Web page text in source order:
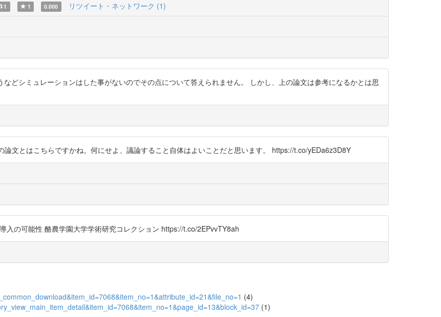
1 1 0.000 リツイート・ネットワーク (1)
どシミュレーションはした事がないのでその点について答えられません。 しかし、上の論文は参考になるかとは思
文とはこちらですかね。何にせよ、議論すること自体はよいことだと思います。 https://t.co/yEDa6z3D8Y
入の可能性 酪農学園大学学術研究コレクション https://t.co/2EPvvTY8ah
(4)
(1)